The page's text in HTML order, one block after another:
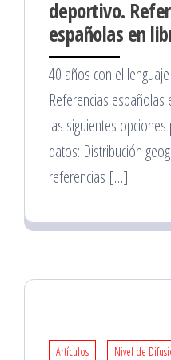
deportivo.
españolas en
40 años con el
Referencias
las siguientes
datos: Distribución
referencias […]
Artículos Nivel de